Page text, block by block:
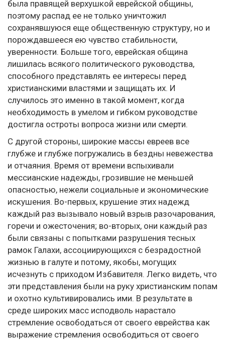
была правящей верхушкой еврейской общины,
поэтому распад ее не только уничтожил
сохранявшуюся еще общественную структуру, но и
порождавшееся ею чувство стабильности,
уверенности. Больше того, еврейская община
лишилась всякого политического руководства,
способного представлять ее интересы перед
христианскими властями и защищать их. И
случилось это именно в такой момент, когда
необходимость в умелом и гибком руководстве
достигла остроты вопроса жизни или смерти.
С другой стороны, широкие массы евреев все
глубже и глубже погружались в бездны невежества
и отчаяния. Время от времени вспыхивали
мессианские надежды, грозившие не меньшей
опасностью, нежели социальные и экономические
искушения. Во-первых, крушение этих надежд
каждый раз вызывало новый взрыв разочарования,
горечи и ожесточения; во-вторых, они каждый раз
были связаны с попытками разрушения тесных
рамок Галахи, ассоциирующихся с безрадостной
жизнью в галуте и потому, якобы, могущих
исчезнуть с приходом Избавителя. Легко видеть, что
эти представления были на руку христианским попам
и охотно культивировались ими. В результате в
среде широких масс исподволь нарастало
стремление освободаться от своего еврейства как
выражение стремления освободиться от своего